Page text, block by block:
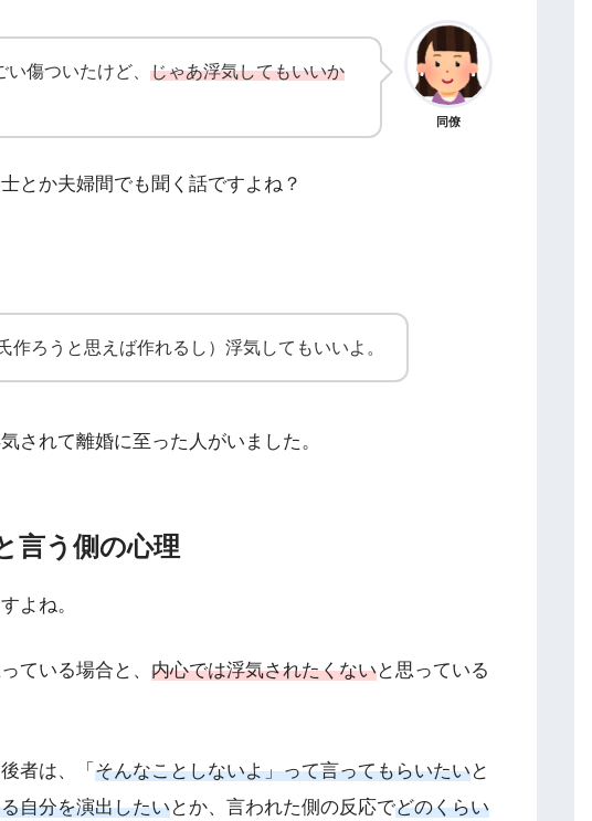
同僚
傷ついたけど、 じゃあ浮気してもいいか
とか夫婦間でも聞く話ですよね？
作ろうと思えば作れるし）浮気してもいいよ。
されて離婚に至った人がいました。
言う側の心理
よね。
ている場合と、 内心では浮気されたくないと思っている
者は、「 そんなことしないよ」って言ってもらいたいと
自分を演出したいとか、言われた側の反応でどのくらい